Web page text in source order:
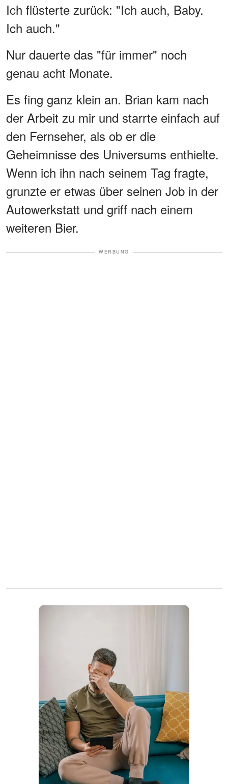
Ich flüsterte zurück: "Ich auch, Baby.
Ich auch."
Nur dauerte das "für immer" noch
genau acht Monate.
Es fing ganz klein an. Brian kam nach
der Arbeit zu mir und starrte einfach auf
den Fernseher, als ob er die
Geheimnisse des Universums enthielte.
Wenn ich ihn nach seinem Tag fragte,
grunzte er etwas über seinen Job in der
Autowerkstatt und griff nach einem
weiteren Bier.
WERBUNG